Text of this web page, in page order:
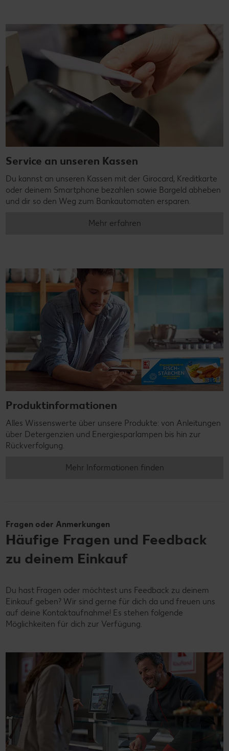
Service an unseren Kassen
Du kannst an unseren Kassen mit der Girocard, Kreditkarte
oder deinem Smartphone bezahlen sowie Bargeld abheben
und dir so den Weg zum Bankautomaten ersparen.
Mehr erfahren
Produktinformationen
Alles Wissenswerte über unsere Produkte: von Anleitungen
über Detergenzien und Energiesparlampen bis hin zur
Rückverfolgung.
Mehr Informationen finden
Fragen oder Anmerkungen
Häufige Fragen und Feedback
zu deinem Einkauf
Du hast Fragen oder möchtest uns Feedback zu deinem
Einkauf geben? Wir sind gerne für dich da und freuen uns
auf deine Kontaktaufnahme! Es stehen folgende
Möglichkeiten für dich zur Verfügung.